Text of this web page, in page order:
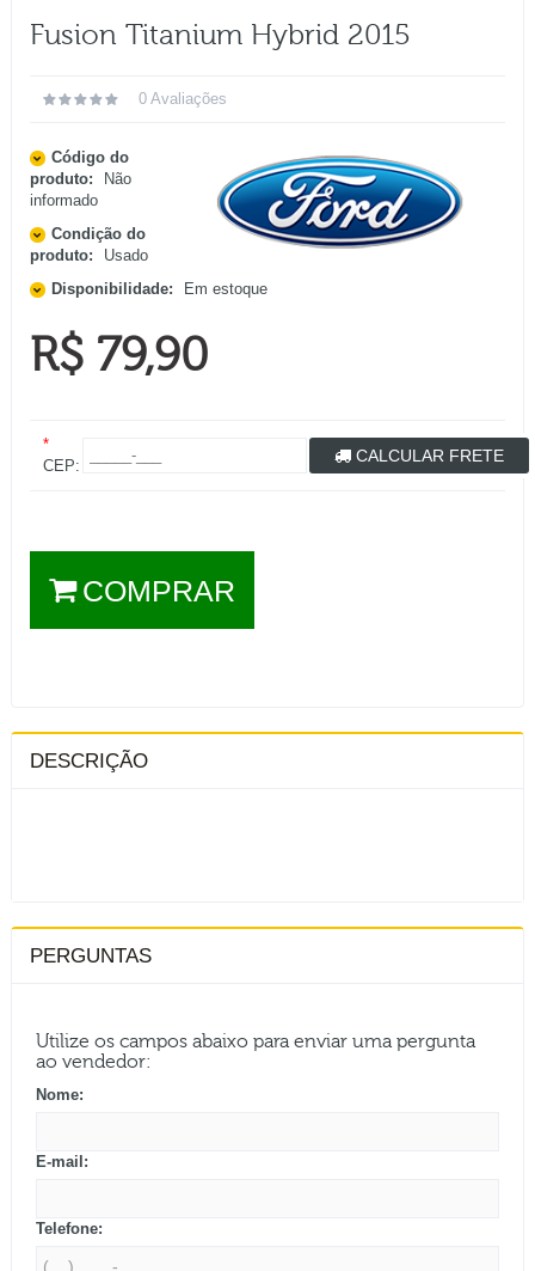
Fusion Titanium Hybrid 2015
0 Avaliações
Código do
produto:
Não
informado
Condição do
produto:
Usado
Disponibilidade:
Em estoque
R$ 79,90
*
CEP:
CALCULAR FRETE
COMPRAR
DESCRIÇÃO
PERGUNTAS
Utilize os campos abaixo para enviar uma pergunta
ao vendedor:
Nome:
E-mail:
Telefone: